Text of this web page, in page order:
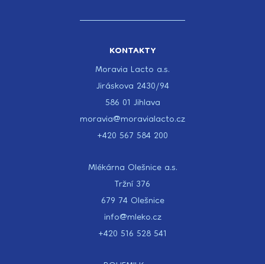
KONTAKTY
Moravia Lacto a.s.
Jiráskova 2430/94
586 01 Jihlava
moravia@moravialacto.cz
+420 567 584 200
Mlékárna Olešnice a.s.
Tržní 376
679 74 Olešnice
info@mleko.cz
+420 516 528 541